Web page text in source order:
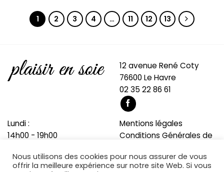
1 2 3 4 … 11 12 13
12 avenue René Coty
76600 Le Havre
02 35 22 86 61
Lundi :
14h00 - 19h00
10h00 - 19h00
Mentions légales
Conditions Générales de
A propos
Nous utilisons des cookies pour nous assurer de vous
offrir la meilleure expérience sur notre site Web. Si vous